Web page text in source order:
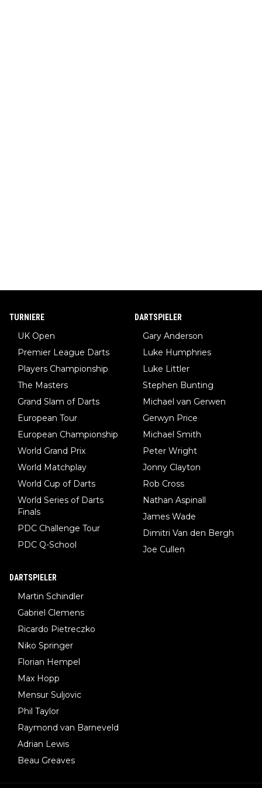
TURNIERE
UK Open
Premier League Darts
Players Championship
The Masters
Grand Slam of Darts
European Tour
European Championship
World Grand Prix
World Matchplay
World Cup of Darts
World Series of Darts
Finals
PDC Challenge Tour
PDC Q-School
DARTSPIELER
Gary Anderson
Luke Humphries
Luke Littler
Stephen Bunting
Michael van Gerwen
Gerwyn Price
Michael Smith
Peter Wright
Jonny Clayton
Rob Cross
Nathan Aspinall
James Wade
Dimitri Van den Bergh
Joe Cullen
DARTSPIELER
Martin Schindler
Gabriel Clemens
Ricardo Pietreczko
Niko Springer
Florian Hempel
Max Hopp
Mensur Suljovic
Phil Taylor
Raymond van Barneveld
Adrian Lewis
Beau Greaves